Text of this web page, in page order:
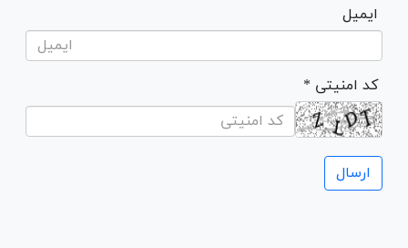
ایمیل
* کد امنیتی